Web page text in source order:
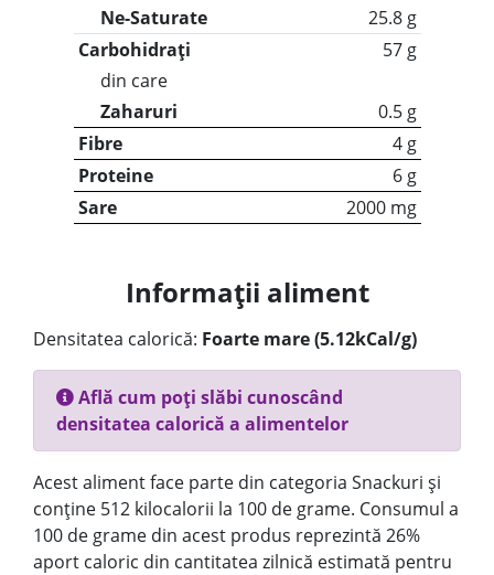
Ne-Saturate
25.8 g
Carbohidrați
57 g
din care
Zaharuri
0.5 g
Fibre
4 g
Proteine
6 g
Sare
2000 mg
Informații aliment
Densitatea calorică: Foarte mare (5.12kCal/g)
Află cum poți slăbi cunoscând
densitatea calorică a alimentelor
Acest aliment face parte din categoria Snackuri și
conține 512 kilocalorii la 100 de grame. Consumul a
100 de grame din acest produs reprezintă 26%
aport caloric din cantitatea zilnică estimată pentru